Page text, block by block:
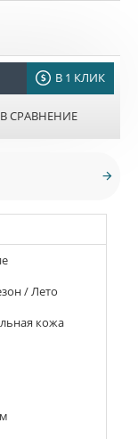
В 1 КЛИК
В СРАВНЕНИЕ
/ Лето
кожа